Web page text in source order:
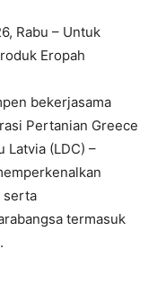
Rabu – Untuk
Eropah
bekerjasama
Pertanian Greece
Latvia (LDC) –
serta
termasuk